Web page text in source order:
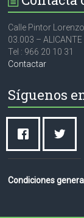
Calle Pintor
03.003 – ALICANTE
Tel : 966 20 10 31
Contactar
Síguenos
Condiciones